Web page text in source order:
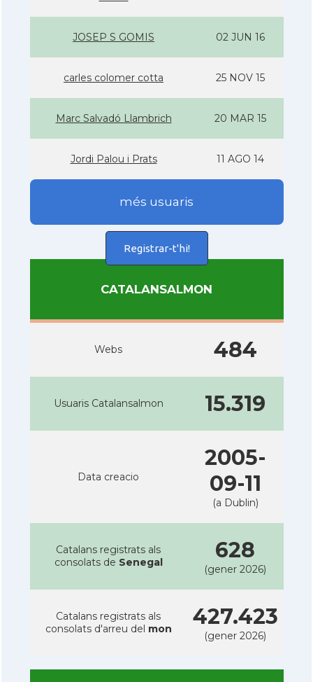
JOSEP S GOMIS 02 JUN 16
carles colomer cotta 25 NOV 15
Marc Salvadó Llambrich 20 MAR 15
Jordi Palou i Prats 11 AGO 14
més usuaris
Registrar-t'hi!
CATALANSALMON
Webs 484
Usuaris Catalansalmon 15.319
Data creacio
2005-
09-11
(a Dublin)
Catalans registrats als
consolats de Senegal 628
(gener 2026)
Catalans registrats als
consolats d'arreu del mon 427.423
(gener 2026)